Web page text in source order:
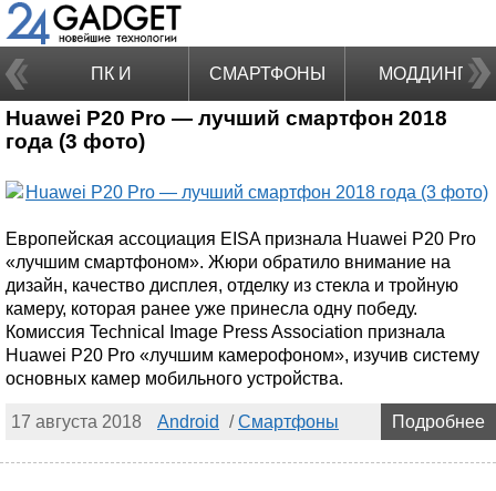
ПК И
НОУТБУКИ
СМАРТФОНЫ МОДДИНГ
Huawei P20 Pro — лучший смартфон 2018
года (3 фото)
Европейская ассоциация EISA признала Huawei P20 Pro
«лучшим смартфоном». Жюри обратило внимание на
дизайн, качество дисплея, отделку из стекла и тройную
камеру, которая ранее уже принесла одну победу.
Комиссия Technical Image Press Association признала
Huawei P20 Pro «лучшим камерофоном», изучив систему
основных камер мобильного устройства.
17 августа 2018 Android /Смартфоны Подробнее